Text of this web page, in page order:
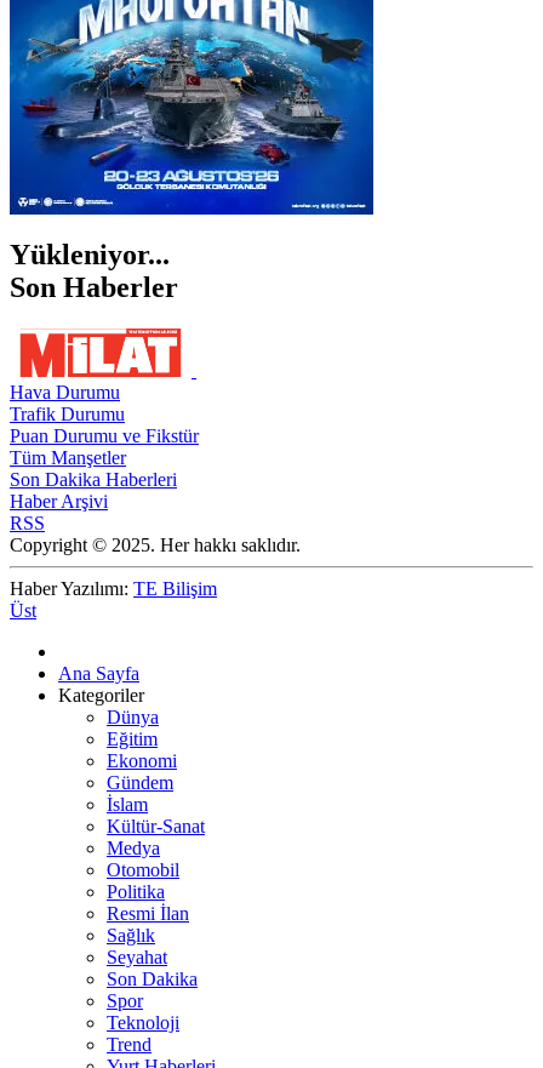
Yükleniyor...
Son Haberler
Hava Durumu
Trafik Durumu
Puan Durumu ve Fikstür
Tüm Manşetler
Son Dakika Haberleri
Haber Arşivi
RSS
Copyright © 2025. Her hakkı saklıdır.
Haber Yazılımı: TE Bilişim
Üst
Ana Sayfa
Kategoriler
Dünya
Eğitim
Ekonomi
Gündem
İslam
Kültür-Sanat
Medya
Otomobil
Politika
Resmi İlan
Sağlık
Seyahat
Son Dakika
Spor
Teknoloji
Trend